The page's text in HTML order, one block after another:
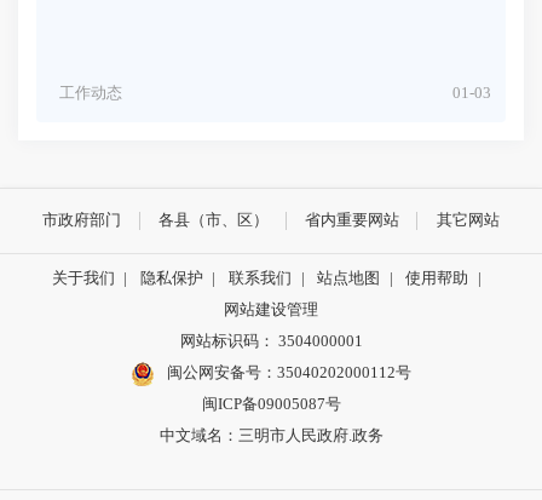
01-03
工作动态
市政府部门 各县（市、区） 省内重要网站 其它网站
关于我们 | 隐私保护 | 联系我们 | 站点地图 | 使用帮助
|
网站建设管理
网站标识码： 3504000001
闽公网安备号：35040202000112号
闽ICP备09005087号
中文域名：三明市人民政府.政务